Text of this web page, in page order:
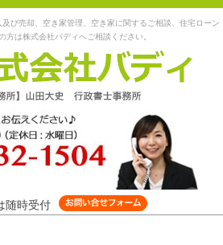
及び売却、空き家管理、空き家に関するご相談、住宅ローン
方は株式会社バディへご相談ください。
随時受付